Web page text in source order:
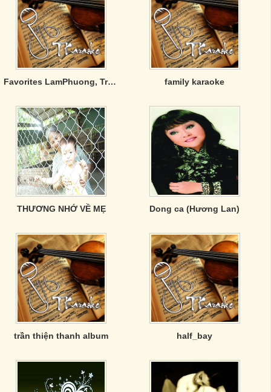
Favorites LamPhuong, TrucHo n Others family karaoke
THƯƠNG NHỚ VỀ MẸ Dong ca (Hương Lan)
trần thiện thanh album half_bay